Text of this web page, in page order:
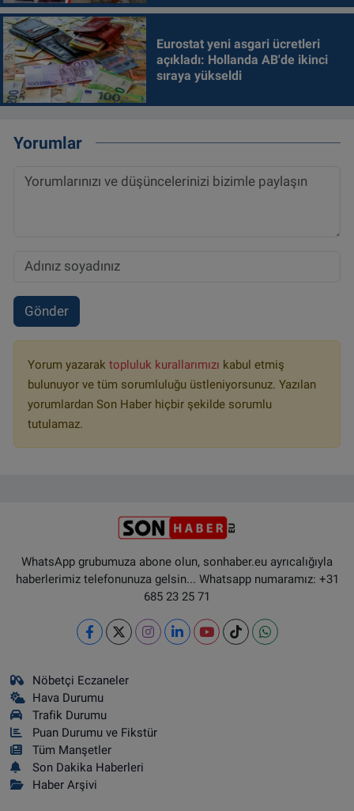
Eurostat yeni asgari ücretleri
açıkladı: Hollanda AB'de ikinci
sıraya yükseldi
Yorumlar
Gönder
Yorum yazarak topluluk kurallarımızı kabul etmiş
bulunuyor ve tüm sorumluluğu üstleniyorsunuz. Yazılan
yorumlardan Son Haber hiçbir şekilde sorumlu
tutulamaz.
WhatsApp grubumuza abone olun, sonhaber.eu ayrıcalığıyla
haberlerimiz telefonunuza gelsin... Whatsapp numaramız: +31
685 23 25 71
Nöbetçi Eczaneler
Hava Durumu
Trafik Durumu
Puan Durumu ve Fikstür
Tüm Manşetler
Son Dakika Haberleri
Haber Arşivi